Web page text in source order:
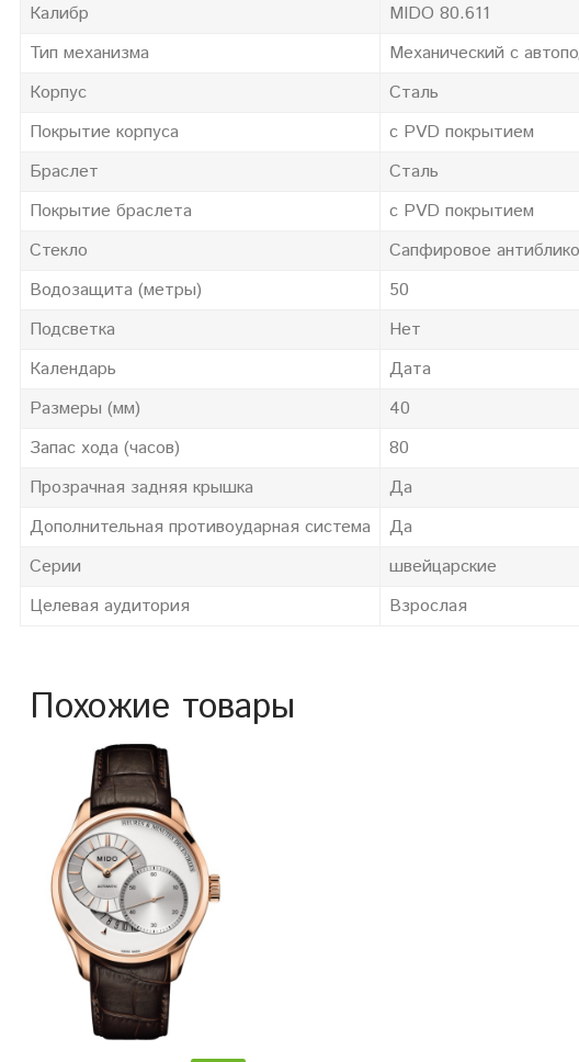
Калибр
MIDO 80.611
Тип механизма
Механический с
Корпус
Сталь
Покрытие корпуса
с PVD покрытием
Браслет
Сталь
Покрытие браслета
с PVD покрытием
Стекло
Сапфировое
Водозащита (метры)
50
Подсветка
Нет
Календарь
Дата
Размеры (мм)
40
Запас хода (часов)
80
Прозрачная задняя крышка
Да
Дополнительная противоударная система
Да
Серии
швейцарские
Целевая аудитория
Взрослая
Похожие товары